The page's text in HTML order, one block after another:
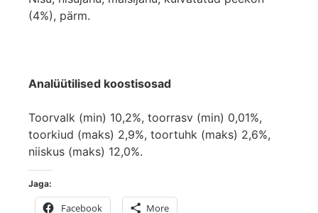
(4%), pärm.
Analüütilised koostisosad
Toorvalk (min) 10,2%, toorrasv (min) 0,01%,
toorkiud (maks) 2,9%, toortuhk (maks) 2,6%,
niiskus (maks) 12,0%.
Jaga:
Facebook More